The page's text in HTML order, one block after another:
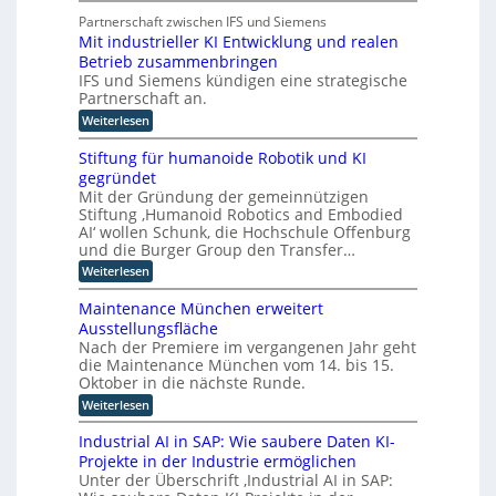
s
t
l
i
c
h
e
r
I
n
t
e
l
l
i
g
e
n
z
z
u
o
p
t
i
e
r
D
A
C
H
-
I
n
d
u
s
t
r
e
z
u
t
t
a
t
t
k
l
a
s
s
i
s
c
h
e
Z
e
t
i
f
z
i
e
r
u
n
g
s
a
t
t
f
o
r
m
I
n
d
u
s
t
r
i
e
4
.
0
r
i
c
h
t
e
t
F
o
k
u
Partnerschaft zwischen IFS und Siemens
Mit industrieller KI Entwicklung und realen
Betrieb zusammenbringen
IFS und Siemens kündigen eine strategische
Partnerschaft an.
Weiterlesen:
M
i
t
i
n
d
u
s
t
r
i
e
l
e
r
K
I
E
t
w
i
Stiftung für humanoide Robotik und KI
gegründet
Mit der Gründung der gemeinnützigen
Stiftung ‚Humanoid Robotics and Embodied
AI‘ wollen Schunk, die Hochschule Offenburg
und die Burger Group den Transfer…
Weiterlesen:
S
i
f
t
u
n
g
f
ü
r
h
u
m
Maintenance München erweitert
Ausstellungsfläche
Nach der Premiere im vergangenen Jahr geht
die Maintenance München vom 14. bis 15.
Oktober in die nächste Runde.
Weiterlesen:
M
a
i
n
t
Industrial AI in SAP: Wie saubere Daten KI-
Projekte in der Industrie ermöglichen
Unter der Überschrift ‚Industrial AI in SAP: